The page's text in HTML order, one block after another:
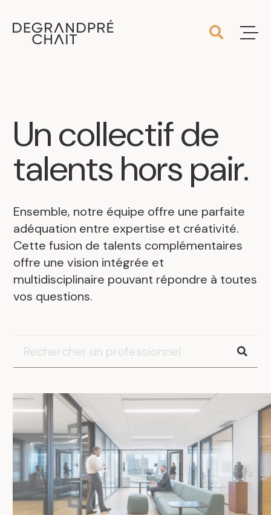
Uncollectifde
talents hors pair.
Ensemble, notre équipe offre une parfaite
adéquation entre expertise et créativité.
Cette fusion de talents complémentaires
offre une vision intégrée et
multidisciplinaire pouvant répondre à toutes
vos questions.